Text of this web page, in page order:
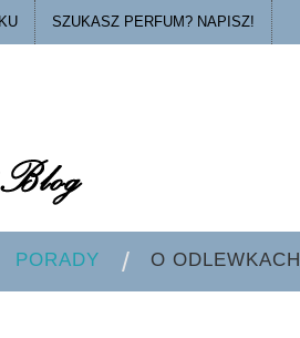
SZUKASZ PERFUM? NAPISZ!
PORADY O ODLEWKACH